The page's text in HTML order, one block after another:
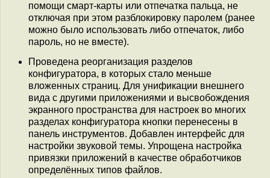
помощи смарт-карты или отпечатка пальца, не
отключая при этом разблокировку паролем (ранее
можно было использовать либо отпечаток, либо
пароль, но не вместе).
Проведена реорганизация разделов
конфигуратора, в которых стало меньше
вложенных страниц. Для унификации внешнего
вида с другими приложениями и высвобождения
экранного пространства для настроек во многих
разделах конфигуратора кнопки перенесены в
панель инструментов. Добавлен интерфейс для
настройки звуковой темы. Упрощена настройка
привязки приложений в качестве обработчиков
определённых типов файлов.